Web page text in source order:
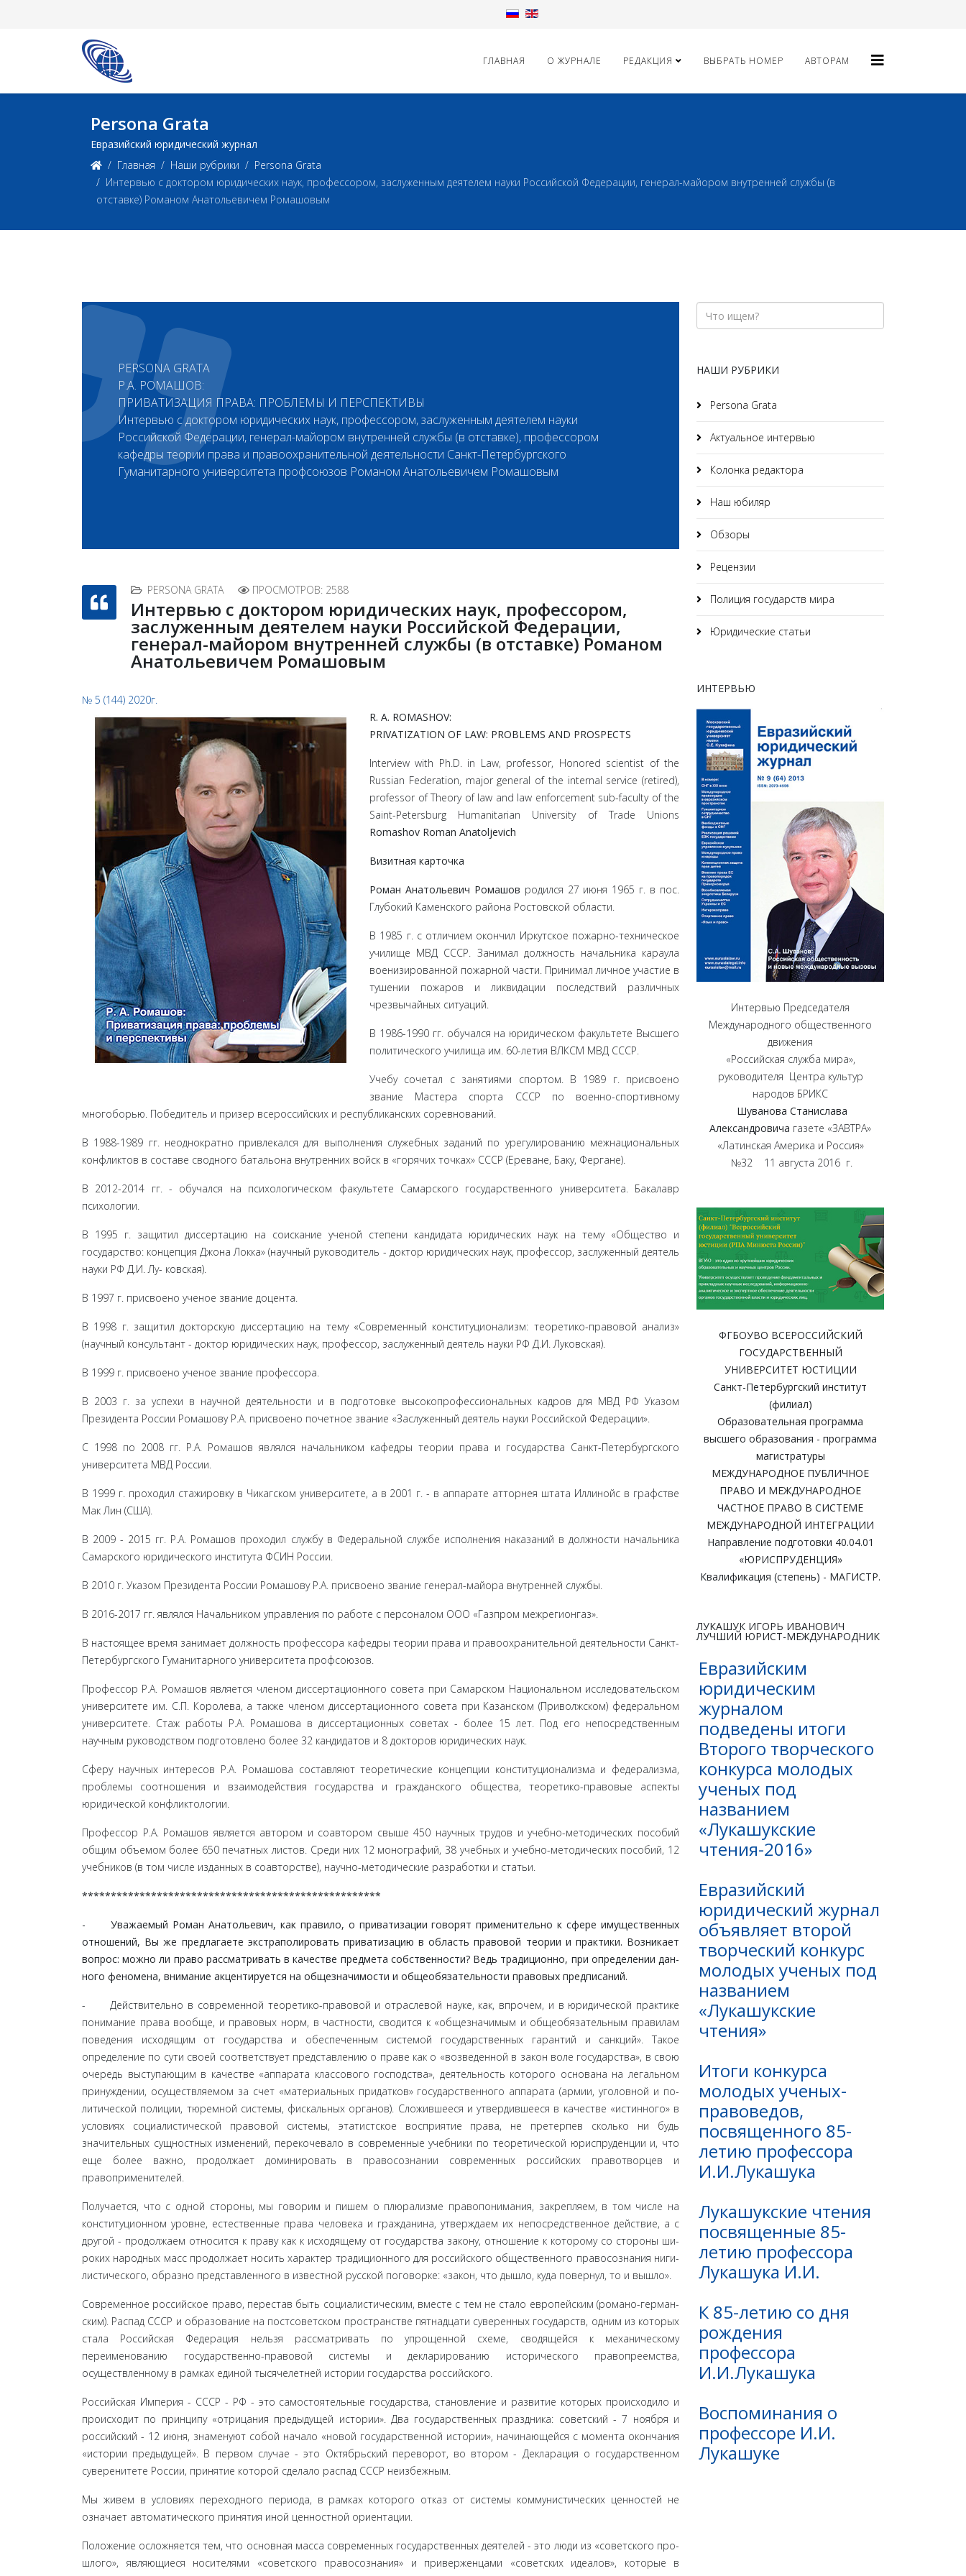
ГЛАВНАЯ О ЖУРНАЛЕ РЕДАКЦИЯ ВЫБРАТЬ НОМЕР АВТОРАМ
Persona Grata
Евразийский юридический журнал
Главная
Наши рубрики
Persona Grata
Интервью с доктором юридических наук, профессором, заслуженным деятелем науки Российской Федерации, генерал-майором внутренней службы (в
отставке) Романом Анатольевичем Ромашовым
PERSONA GRATA
Р.А. РОМАШОВ:
ПРИВАТИЗАЦИЯ ПРАВА: ПРОБЛЕМЫ И ПЕРСПЕКТИВЫ
Интервью с доктором юридических наук, профессором, заслуженным деятелем науки
Российской Федерации, генерал-майором внутренней службы (в отставке), профессором
кафедры теории права и правоохранительной деятельности Санкт-Петербургского
Гуманитарного университета профсоюзов Романом Анатольевичем Ромашовым
PERSONA GRATA ПРОСМОТРОВ: 2588
Интервью с доктором юридических наук, профессором,
заслуженным деятелем науки Российской Федерации,
генерал-майором внутренней службы (в отставке) Романом
Анатольевичем Ромашовым
№ 5 (144) 2020г.
R. A. ROMASHOV:
PRIVATIZATION OF LAW: PROBLEMS AND PROSPECTS
Interview with Ph.D. in Law, professor, Honored scientist of the
Russian Federation, major general of the internal service (retired),
professor of Theory of law and law enforcement sub-faculty of the
Saint-Petersburg Humanitarian University of Trade Unions
Romashov Roman Anatoljevich
Визитная карточка
Роман Анатольевич Ромашов родился 27 июня 1965 г. в пос.
Глубокий Каменского района Ростовской области.
В 1985 г. с отличием окончил Иркутское пожарно-техническое
училище МВД СССР. Занимал должность начальника караула
военизированной пожарной части. Принимал личное участие в
тушении пожаров и ликвидации последствий различных
чрезвычайных ситуаций.
В 1986-1990 гг. обучался на юридическом факультете Высшего
политического училища им. 60-летия ВЛКСМ МВД СССР.
Учебу сочетал с занятиями спортом. В 1989 г. присвоено
звание Мастера спорта СССР по военно-спортивному
многоборью. По­бедитель и призер всероссийских и республиканских соревнований.
В 1988-1989 гг. неоднократно привлекался для выполнения служебных заданий по урегулированию межнациональных
конфликтов в составе сводного батальона внутренних войск в «горячих точках» СССР (Ереване, Баку, Фергане).
В 2012-2014 гг. - обучался на психологическом факультете Самарского государственного университета. Бакалавр
психологии.
В 1995 г. защитил диссертацию на соискание ученой степени кандидата юридических наук на тему «Общество и
государство: концепция Джона Локка» (научный руководитель - доктор юридических наук, профессор, заслуженный деятель
науки РФ Д.И. Лу- ковская).
В 1997 г. присвоено ученое звание доцента.
В 1998 г. защитил докторскую диссертацию на тему «Современный конституционализм: теоретико-правовой анализ»
(науч­ный консультант - доктор юридических наук, профессор, заслуженный деятель науки РФ Д.И. Луковская).
В 1999 г. присвоено ученое звание профессора.
В 2003 г. за успехи в научной деятельности и в подготовке высокопрофессиональных кадров для МВД РФ Указом
Президента Рос­сии Ромашову Р.А. присвоено почетное звание «Заслуженный деятель науки Российской Федерации».
С 1998 по 2008 гг. Р.А. Ромашов являлся начальником кафедры теории права и государства Санкт-Петербургского
университета МВД России.
В 1999 г. проходил стажировку в Чикагском университете, а в 2001 г. - в аппарате атторнея штата Иллинойс в графстве
Мак Лин (США).
В 2009 - 2015 гг. Р.А. Ромашов проходил службу в Федеральной службе исполнения наказаний в должности начальника
Самарского юридического института ФСИН России.
В 2010 г. Указом Президента России Ромашову Р.А. присвоено звание генерал-майора внутренней службы.
В 2016-2017 гг. являлся Начальником управления по работе с персоналом ООО «Газпром межрегионгаз».
В настоящее время занимает должность профессора кафедры теории права и правоохранительной деятельности Санкт-
Петербургского Гуманитарного университета профсоюзов.
Профессор Р.А. Ромашов является членом диссертационного совета при Самарском Национальном исследовательском
универси­тете им. С.П. Королева, а также членом диссертационного совета при Казанском (Приволжском) федеральном
университете. Стаж работы Р.А. Ромашова в диссертационных советах - более 15 лет. Под его непосредственным
научным руководством подготовлено более 32 кандидатов и 8 докторов юридических наук.
Сферу научных интересов Р.А. Ромашова составляют теоретические концепции конституционализма и федерализма,
проблемы соотношения и взаимодействия государства и гражданского общества, теоретико-правовые аспекты
юридической конфликтологии.
Профессор Р.А. Ромашов является автором и соавтором свыше 450 научных трудов и учебно-методических пособий
общим объ­емом более 650 печатных листов. Среди них 12 монографий, 38 учебных и учебно-методических пособий, 12
учебников (в том числе изданных в соавторстве), научно-методические разработки и статьи.
****************************************************
- Уважаемый Роман Анатольевич, как правило, о при­ватизации говорят применительно к сфере имущественных
отношений, Вы же предлагаете экстраполировать привати­зацию в область правовой теории и практики. Возникает
вопрос: можно ли право рассматривать в качестве предмета собственности? Ведь традиционно, при определении дан­
ного феномена, внимание акцентируется на общезначимо­сти и общеобязательности правовых предписаний.
- Действительно в современной теоретико-правовой и от­раслевой науке, как, впрочем, и в юридической практике
пони­мание права вообще, и правовых норм, в частности, сводится к «общезначимым и общеобязательным правилам
поведения ис­ходящим от государства и обеспеченным системой государствен­ных гарантий и санкций». Такое
определение по сути своей соот­ветствует представлению о праве как о «возведенной в закон воле государства», в свою
очередь выступающим в качестве «аппарата классового господства», деятельность которого основана на ле­гальном
принуждении, осуществляемом за счет «материальных придатков» государственного аппарата (армии, уголовной и по­
литической полиции, тюремной системы, фискальных органов). Сложившееся и утвердившееся в качестве «истинного» в
услови­ях социалистической правовой системы, этатистское восприятие права, не претерпев сколько ни будь
значительных сущностных изменений, перекочевало в современные учебники по теорети­ческой юриспруденции и, что
еще более важно, продолжает доминировать в правосознании современных российских право­творцев и
правоприменителей.
Получается, что с одной стороны, мы говорим и пишем о плюрализме правопонимания, закрепляем, в том числе на
конституционном уровне, естественные права человека и гражданина, утверждаем их непосредственное действие, а с
другой - продолжаем относится к праву как к исходящему от государства закону, отношение к которому со стороны ши­
роких народных масс продолжает носить характер традици­онного для российского общественного правосознания ниги­
листического, образно представленного в известной русской поговорке: «закон, что дышло, куда повернул, то и вышло».
Современное российское право, перестав быть социали­стическим, вместе с тем не стало европейским (романо-герман­
ским). Распад СССР и образование на постсоветском простран­стве пятнадцати суверенных государств, одним из которых
стала Российская Федерация нельзя рассматривать по упро­щенной схеме, сводящейся к механическому
переименованию государственно-правовой системы и декларированию истори­ческого правопреемства,
осуществленному в рамках единой ты­сячелетней истории государства российского.
Российская Империя - СССР - РФ - это самостоятель­ные государства, становление и развитие которых происхо­дило и
происходит по принципу «отрицания предыдущей истории». Два государственных праздника: советский - 7 но­ября и
российский - 12 июня, знаменуют собой начало «но­вой государственной истории», начинающейся с момента окончания
«истории предыдущей». В первом случае - это Октябрьский переворот, во втором - Декларация о государ­ственном
суверенитете России, принятие которой сделало распад СССР неизбежным.
Мы живем в условиях переходного периода, в рамках которого отказ от системы коммунистических ценностей не
означает автоматического принятия иной ценностной ори­ентации.
Положение осложняется тем, что основная масса современ­ных государственных деятелей - это люди из «советского про­
шлого», являющиеся носителями «советского правосознания» и приверженцами «советских идеалов», которые в
НАШИ РУБРИКИ
Persona Grata
Актуальное интервью
Колонка редактора
Наш юбиляр
Обзоры
Рецензии
Полиция государств мира
Юридические статьи
ИНТЕРВЬЮ
Интервью Председателя
Международного общественного
движения
«Российская служба мира»,
руководителя Центра культур
народов БРИКС
Шуванова Станислава
Александровича газете «ЗАВТРА»
«Латинская Америка и Россия»
№32 11 августа 2016 г.
ФГБОУВО ВСЕРОССИЙСКИЙ
ГОСУДАРСТВЕННЫЙ
УНИВЕРСИТЕТ ЮСТИЦИИ
Санкт-Петербургский институт
(филиал)
Образовательная программа
высшего образования - программа
магистратуры
МЕЖДУНАРОДНОЕ ПУБЛИЧНОЕ
ПРАВО И МЕЖДУНАРОДНОЕ
ЧАСТНОЕ ПРАВО В СИСТЕМЕ
МЕЖДУНАРОДНОЙ ИНТЕГРАЦИИ
Направление подготовки 40.04.01
«ЮРИСПРУДЕНЦИЯ»
Квалификация (степень) - МАГИСТР.
ЛУКАШУК ИГОРЬ ИВАНОВИЧ
ЛУЧШИЙ ЮРИСТ-МЕЖДУНАРОДНИК
Евразийским
юридическим
журналом
подведены итоги
Второго творческого
конкурса молодых
ученых под
названием
«Лукашукские
чтения-2016»
Евразийский
юридический журнал
объявляет второй
творческий конкурс
молодых ученых под
названием
«Лукашукские
чтения»
Итоги конкурса
молодых ученых-
правоведов,
посвященного 85-
летию профессора
И.И.Лукашука
Лукашукские чтения
посвященные 85-
летию профессора
Лукашука И.И.
К 85-летию со дня
рождения
профессора
И.И.Лукашука
Воспоминания о
профессоре И.И.
Лукашуке